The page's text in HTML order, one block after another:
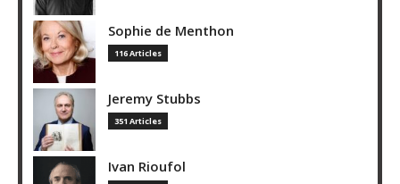
Sophie de Menthon
116 Articles
Jeremy Stubbs
351 Articles
Ivan Rioufol